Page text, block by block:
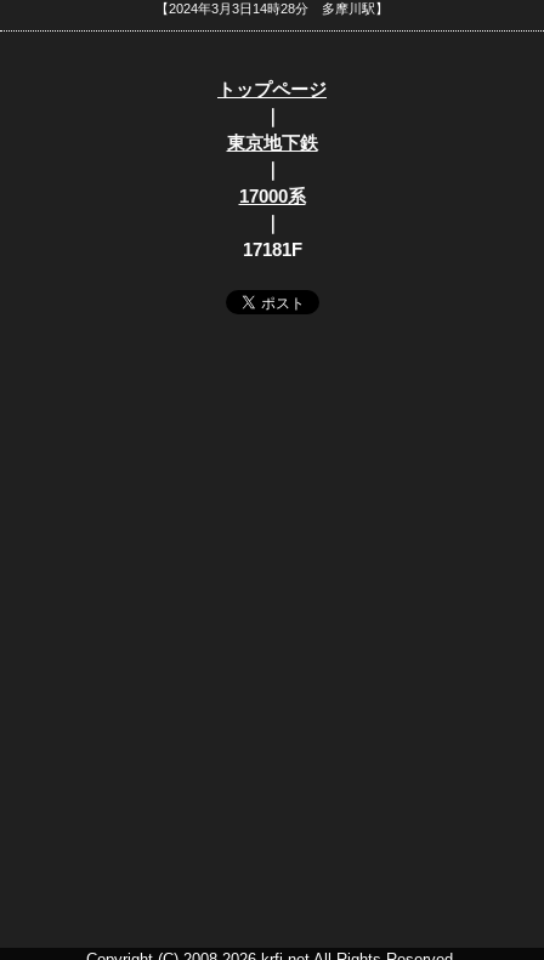
【2024年3月3日14時28分 多摩川駅】
トップページ
｜
東京地下鉄
｜
17000系
｜
17181F